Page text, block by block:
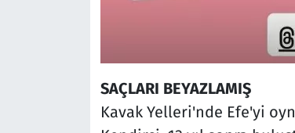
SAÇLARI BEYAZLAMIŞ
Kavak Yelleri'nde Efe'yi